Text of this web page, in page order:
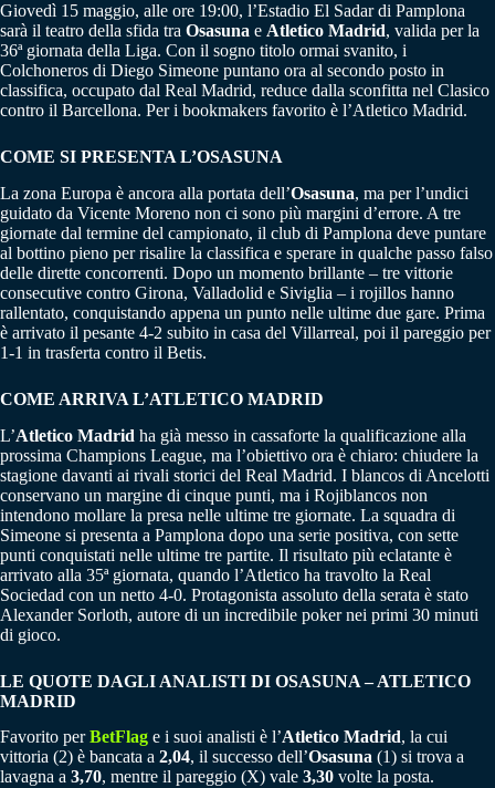
Giovedì 15 maggio, alle ore 19:00, l’Estadio El Sadar di Pamplona
sarà il teatro della sfida tra Osasuna e Atletico Madrid, valida per la
36ª giornata della Liga. Con il sogno titolo ormai svanito, i
Colchoneros di Diego Simeone puntano ora al secondo posto in
classifica, occupato dal Real Madrid, reduce dalla sconfitta nel Clasico
contro il Barcellona. Per i bookmakers favorito è l’Atletico Madrid.
COME SI PRESENTA L’OSASUNA
La zona Europa è ancora alla portata dell’Osasuna, ma per l’undici
guidato da Vicente Moreno non ci sono più margini d’errore. A tre
giornate dal termine del campionato, il club di Pamplona deve puntare
al bottino pieno per risalire la classifica e sperare in qualche passo falso
delle dirette concorrenti. Dopo un momento brillante – tre vittorie
consecutive contro Girona, Valladolid e Siviglia – i rojillos hanno
rallentato, conquistando appena un punto nelle ultime due gare. Prima
è arrivato il pesante 4-2 subito in casa del Villarreal, poi il pareggio per
1-1 in trasferta contro il Betis.
COME ARRIVA L’ATLETICO MADRID
L’Atletico Madrid ha già messo in cassaforte la qualificazione alla
prossima Champions League, ma l’obiettivo ora è chiaro: chiudere la
stagione davanti ai rivali storici del Real Madrid. I blancos di Ancelotti
conservano un margine di cinque punti, ma i Rojiblancos non
intendono mollare la presa nelle ultime tre giornate. La squadra di
Simeone si presenta a Pamplona dopo una serie positiva, con sette
punti conquistati nelle ultime tre partite. Il risultato più eclatante è
arrivato alla 35ª giornata, quando l’Atletico ha travolto la Real
Sociedad con un netto 4-0. Protagonista assoluto della serata è stato
Alexander Sorloth, autore di un incredibile poker nei primi 30 minuti
di gioco.
LE QUOTE DAGLI ANALISTI DI OSASUNA – ATLETICO
MADRID
Favorito perBetFlag e i suoi analisti è l’Atletico Madrid, la cui
vittoria (2) è bancata a 2,04, il successo dell’Osasuna (1) si trova a
lavagna a 3,70, mentre il pareggio (X) vale 3,30 volte la posta.